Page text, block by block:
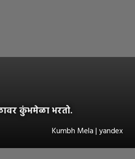
कुंभमेळा भरतो.
Kumbh Mela | yandex